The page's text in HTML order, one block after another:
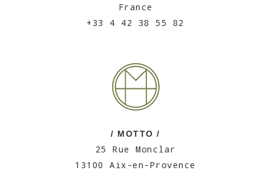
France
+33 4 42 38 55 82
/ MOTTO /
25 Rue Monclar
13100 Aix-en-Provence